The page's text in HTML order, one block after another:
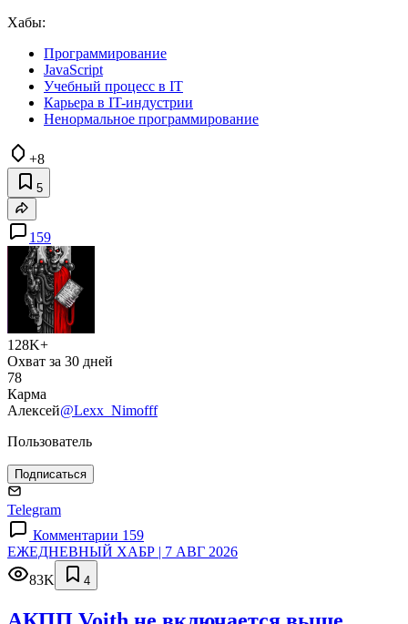
Хабы:
Программирование
JavaScript
Учебный процесс в IT
Карьера в IT-индустрии
Ненормальное программирование
+8
5
159
128K+
Охват за 30 дней
78
Карма
Алексей@Lexx_Nimofff
Пользователь
Подписаться
Telegram
Комментарии 159
ЕЖЕДНЕВНЫЙ ХАБР | 7 АВГ 2026
83K
4